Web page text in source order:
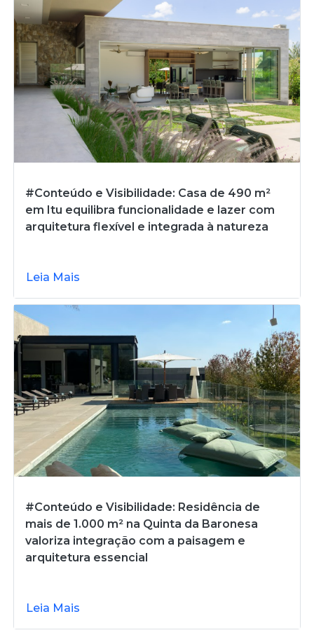
#Conteúdo e Visibilidade: Casa de 490 m²
em Itu equilibra funcionalidade e lazer com
arquitetura flexível e integrada à natureza
Leia Mais
#Conteúdo e Visibilidade: Residência de
mais de 1.000 m² na Quinta da Baronesa
valoriza integração com a paisagem e
arquitetura essencial
Leia Mais